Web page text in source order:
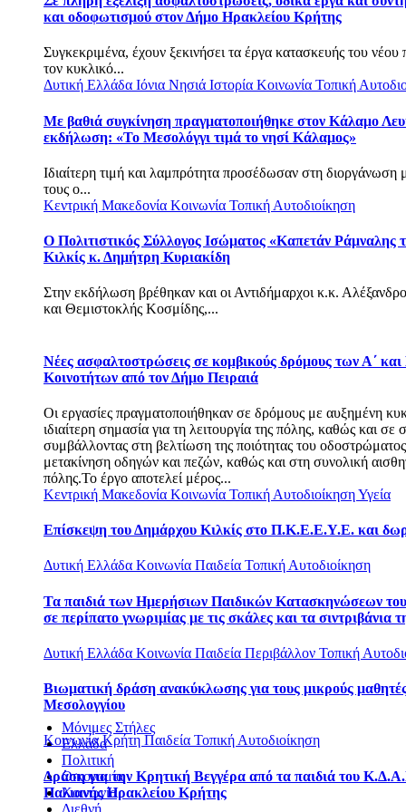
και οδοφωτισμού στον Δήμο Ηρακλείου Κρήτης
Συγκεκριμένα, έχουν ξεκινήσει τα έργα κατασκευής του νέου
τον κυκλικό...
Δυτική Ελλάδα Ιόνια Νησιά Ιστορία Κοινωνία Τοπική
Με βαθιά συγκίνηση πραγματοποιήθηκε στον Κάλαμο
εκδήλωση: «Το Μεσολόγγι τιμά το νησί Κάλαμος»
Ιδιαίτερη τιμή και λαμπρότητα προσέδωσαν στη διοργάνωση
τους ο...
Κεντρική Μακεδονία Κοινωνία Τοπική Αυτοδιοίκηση
Ο Πολιτιστικός Σύλλογος Ισώματος «Καπετάν Ράμναλης
Κιλκίς κ. Δημήτρη Κυριακίδη
Στην εκδήλωση βρέθηκαν και οι Αντιδήμαρχοι κ.κ.
και Θεμιστοκλής Κοσμίδης,...
Νέες ασφαλτοστρώσεις σε κομβικούς δρόμους των Α΄
Κοινοτήτων από τον Δήμο Πειραιά
Οι εργασίες πραγματοποιήθηκαν σε δρόμους με αυξημένη
ιδιαίτερη σημασία για τη λειτουργία της πόλης, καθώς και σε
συμβάλλοντας στη βελτίωση της ποιότητας του
μετακίνηση οδηγών και πεζών, καθώς και στη συνολική
πόλης.Το έργο αποτελεί μέρος...
Κεντρική Μακεδονία Κοινωνία Τοπική ΑυτοδιοίκησηΥγεία
Επίσκεψη του Δημάρχου Κιλκίς στο Π.Κ.Ε.Ε.Υ.Ε. και
Δυτική Ελλάδα Κοινωνία Παιδεία Τοπική Αυτοδιοίκηση
Τα παιδιά των Ημερήσιων Παιδικών Κατασκηνώσεων
σε περίπατο γνωριμίας με τις σκάλες και τα σιντριβάνια
Δυτική Ελλάδα Κοινωνία Παιδεία Περιβάλλον Τοπική
Βιωματική δράση ανακύκλωσης για τους μικρούς
Μεσολογγίου
ΚοινωνίαΚρήτη Παιδεία Τοπική Αυτοδιοίκηση
Δράση για την Κρητική Βεγγέρα από τα παιδιά του
Παλιανής Ηρακλείου Κρήτης
Μόνιμες Στήλες
Ελλάδα
Πολιτική
Οικονομία
Κοινωνία
Διεθνή